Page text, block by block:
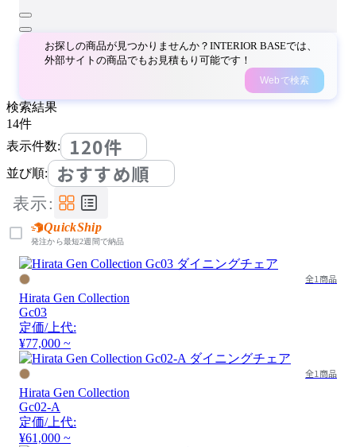
お探しの商品が見つかりませんか？INTERIOR BASEでは、
外部サイトの商品でもお見積もり可能です！
Webで検索
検索結果
14件
表示件数:
120件
並び順: おすすめ順
表示:
QuickShip
発注から最短2週間で納品
全1商品
Hirata Gen Collection
Gc03
定価/上代:
¥77,000 ~
全1商品
Hirata Gen Collection
Gc02-A
定価/上代:
¥61,000 ~